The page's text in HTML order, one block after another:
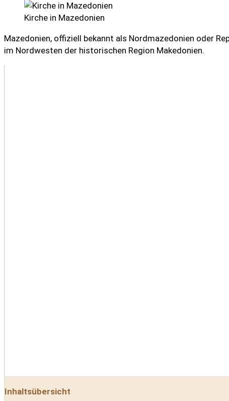
Kirche in Mazedonien
Mazedonien, offiziell bekannt als Nordmazedonien oder
im Nordwesten der historischen Region Makedonien.
Inhaltsübersicht